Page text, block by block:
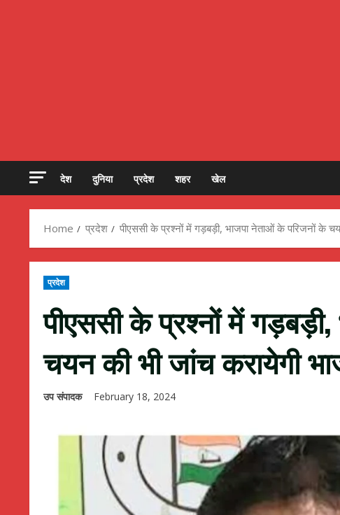
देश दुनिया प्रदेश शहर खेल
Home प्रदेश पीएससी के प्रश्नों में गड़बड़ी, भाजपा नेताओं के परिजनों के
प्रदेश
पीएससी के प्रश्नों में
चयन की भी जांच करायेगी
उप संपादक February 18, 2024